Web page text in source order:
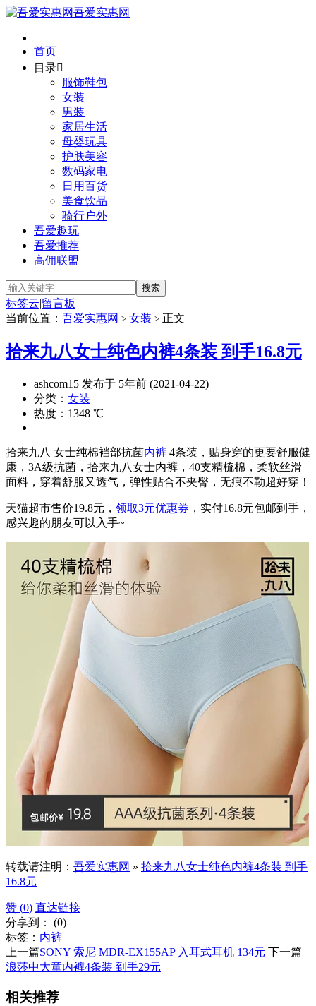
吾爱实惠网
首页
目录
服饰鞋包
女装
男装
家居生活
母婴玩具
护肤美容
数码家电
日用百货
美食饮品
骑行户外
吾爱趣玩
吾爱推荐
高佣联盟
标签云|留言板
当前位置： 吾爱实惠网 > 女装 > 正文
拾来九八女士纯色内裤4条装 到手16.8元
ashcom15 发布于 5年前 (2021-04-22)
分类： 女装
热度：1348 ℃
拾来九八 女士纯棉裆部抗菌内裤 4条装，贴身穿的更要舒服健
康，3A级抗菌，拾来九八女士内裤，40支精梳棉，柔软丝滑
面料，穿着舒服又透气，弹性贴合不夹臀，无痕不勒超好穿！
天猫超市售价19.8元， 领取3元优惠券 ，实付16.8元包邮到手，
感兴趣的朋友可以入手~
转载请注明： 吾爱实惠网 » 拾来九八女士纯色内裤4条装 到手
16.8元
赞 (0) 直达链接
分享到： (0)
标签： 内裤
上一篇SONY 索尼 MDR-EX155AP 入耳式耳机 134元 下一篇
浪莎中大童内裤4条装 到手29元
相关推荐